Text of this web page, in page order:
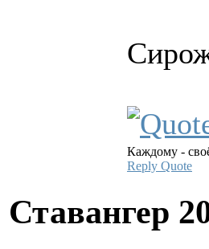
Каждому -
Reply Quote
Ставангер